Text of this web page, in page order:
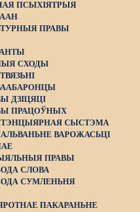
ПСЫХІЯТРЫЯ
ПРАВЫ
СХОДЫ
ДЗІЦЯЦІ
ПРАЦОЎНЫХ
СЫСТЭМА
ВАРОЖАСЬЦІ
ПРАВЫ
СЛОВА
СУМЛЕНЬНЯ
ПАКАРАНЬНЕ